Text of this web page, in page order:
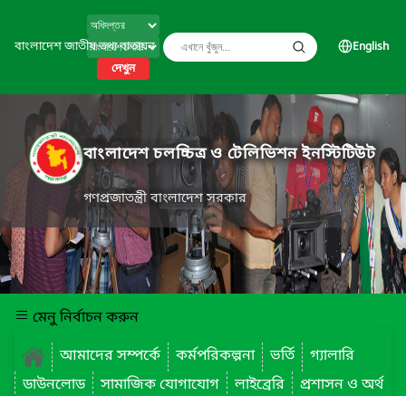
বাংলাদেশ জাতীয় তথ্য বাতায়ন
দেখুন
English
বাংলাদেশ চলচ্চিত্র ও টেলিভিশন ইনস্টিটিউট
গণপ্রজাতন্ত্রী বাংলাদেশ সরকার
মেনু নির্বাচন করুন
আমাদের সম্পর্কে
কর্মপরিকল্পনা ভর্তি
গ্যালারি
ডাউনলোড
সামাজিক যোগাযোগ লাইব্রেরি
প্রশাসন ও অর্থ